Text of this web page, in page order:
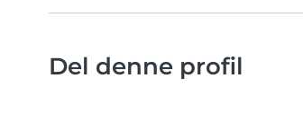
Del denne profil